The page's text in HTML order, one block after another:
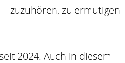
zuzuhören, zu ermutigen
2024. Auch in diesem